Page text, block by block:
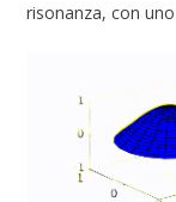
risonanza, con